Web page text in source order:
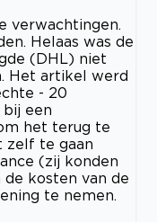
verwachtingen.
Helaas was de
(DHL) niet
Het artikel werd
- 20
een
het terug te
zelf te gaan
(zij konden
de kosten van de
te nemen.